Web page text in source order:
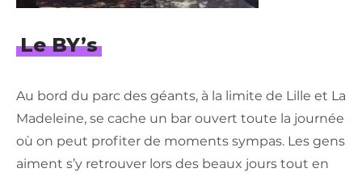
Le BY’s
Au bord du parc des géants, à la limite de Lille et La
Madeleine, se cache un bar ouvert toute la journée
où on peut profiter de moments sympas. Les gens
aiment s’y retrouver lors des beaux jours tout en